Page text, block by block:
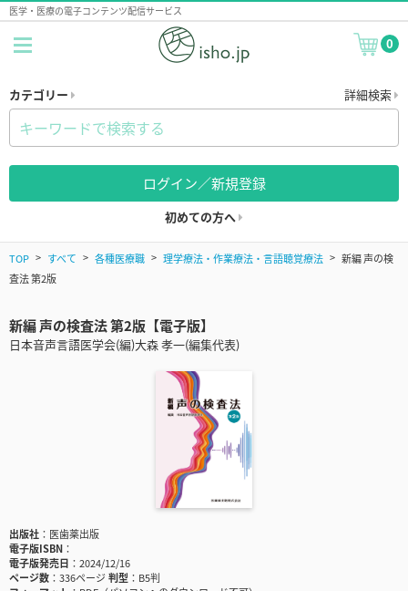
医学・医療の電子コンテンツ配信サービス
0
カテゴリー 詳細検索
ログイン／新規登録
初めての方へ
TOP すべて 各種医療職 理学療法・作業療法・言語聴覚療法
新編 声の検
査法 第2版
新編 声の検査法 第2版【電子版】
日本音声言語医学会(編)大森 孝一(編集代表)
出版社
医歯薬出版
電子版ISBN
電子版発売日
2024/12/16
ページ数
336ページ判型
B5判